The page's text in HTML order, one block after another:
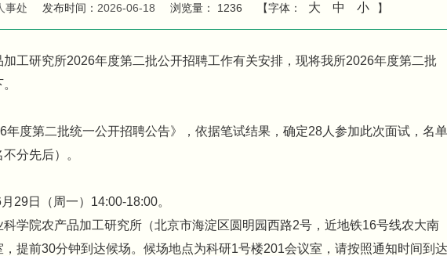
事处 发布时间： 2026-06-18 浏览量： 1236 【字体： 大 中 小 】
工研究所2026年度第二批公开招聘工作有关安排，现将我所2026年度第二批
年度第二批统一公开招聘公告》，依据笔试结果，确定28人参加此次面试，名单
分先后）。
29日（周一）14:00-18:00。
科学院农产品加工研究所（北京市海淀区圆明园西路2号，近地铁16号线农大南
提前30分钟到达候场。候场地点为科研1号楼201会议室，请按照通知时间到达